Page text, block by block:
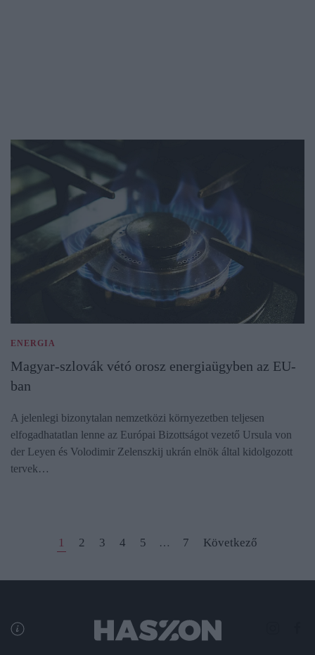
ENERGIA
Magyar-szlovák vétó orosz energiaügyben az EU-
ban
A jelenlegi bizonytalan nemzetközi környezetben teljesen
elfogadhatatlan lenne az Európai Bizottságot vezető Ursula von
der Leyen és Volodimir Zelenszkij ukrán elnök által kidolgozott
tervek…
1 2 3 4 5 … 7 Következő